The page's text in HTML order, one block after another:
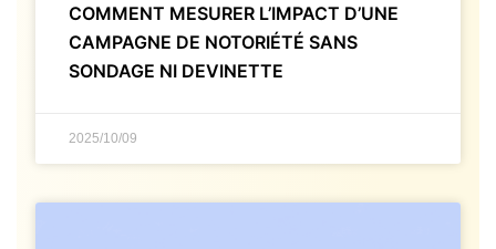
COMMENT MESURER L’IMPACT D’UNE
CAMPAGNE DE NOTORIÉTÉ SANS
SONDAGE NI DEVINETTE
2025/10/09